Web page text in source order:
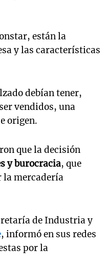
están la
y las características
debían tener,
vendidos, una
origen.
que la decisión
y burocracia, que
la mercadería
de Industria y
, informó en sus redes
por la